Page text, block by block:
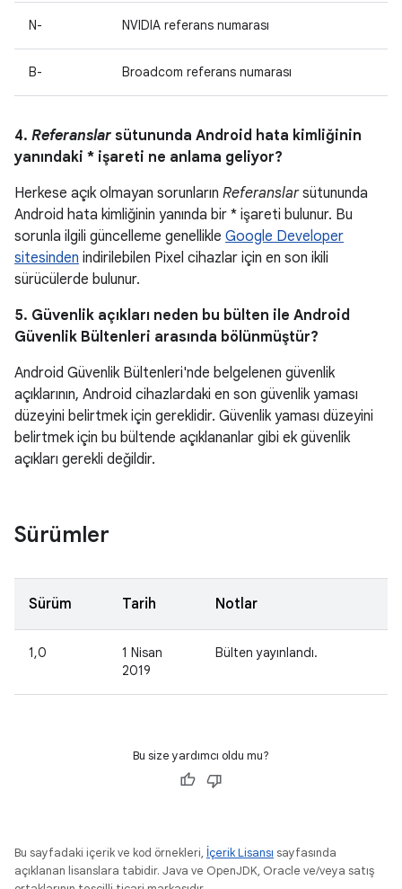
N- NVIDIA referans numarası
B- Broadcom referans numarası
4. Referanslar sütununda Android hata kimliğinin
yanındaki * işareti ne anlama geliyor?
Herkese açık olmayan sorunların Referanslarsütununda
Android hata kimliğinin yanında bir * işareti bulunur. Bu
sorunla ilgili güncelleme genellikle Google Developer
sitesinden indirilebilen Pixel cihazlar için en son ikili
sürücülerde bulunur.
5. Güvenlik açıkları neden bu bülten ile Android
Güvenlik Bültenleri arasında bölünmüştür?
Android Güvenlik Bültenleri'nde belgelenen güvenlik
açıklarının, Android cihazlardaki en son güvenlik yaması
düzeyini belirtmek için gereklidir. Güvenlik yaması düzeyini
belirtmek için bu bültende açıklananlar gibi ek güvenlik
açıkları gerekli değildir.
Sürümler
Sürüm Tarih Notlar
1,0
1 Nisan
2019
Bülten yayınlandı.
Bu size yardımcı oldu mu?
Bu sayfadaki içerik ve kod örnekleri, İçerik Lisansı sayfasında
açıklanan lisanslara tabidir. Java ve OpenJDK, Oracle ve/veya satış